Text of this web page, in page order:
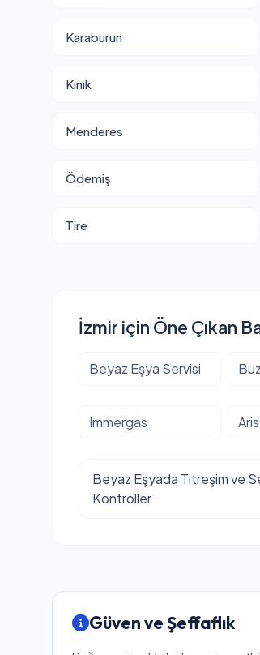
Karaburun
Kınık
Menderes
Ödemiş
Tire
İzmir için Öne Çıkan
Beyaz Eşya Servisi
Immergas
Beyaz Eşyada Titreşim ve
Kontroller
Güven ve Şeffaflık